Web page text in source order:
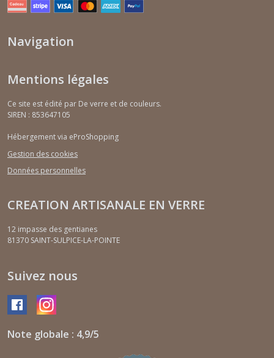
Navigation
Mentions légales
Ce site est édité par De verre et de couleurs.
SIREN : 853647105
Hébergement via eProShopping
Gestion des cookies
Données personnelles
CREATION ARTISANALE EN VERRE
12 impasse des gentianes
81370 SAINT-SULPICE-LA-POINTE
Suivez nous
Note globale : 4,9/5